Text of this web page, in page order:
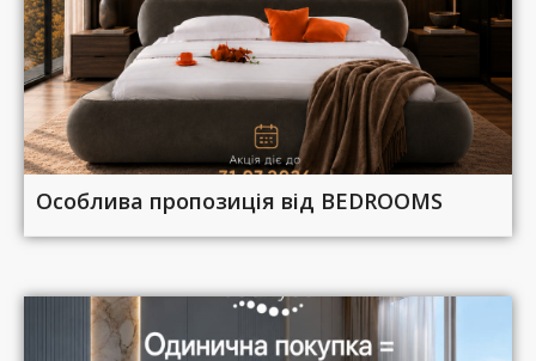
Особлива пропозиція від BEDROOMS